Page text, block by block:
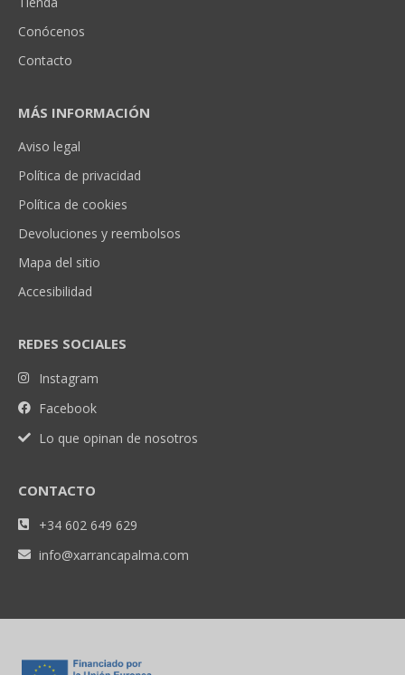
Conócenos
Contacto
MÁS INFORMACIÓN
Aviso legal
Política de privacidad
Política de cookies
Devoluciones y reembolsos
Mapa del sitio
Accesibilidad
REDES SOCIALES
Instagram
Facebook
Lo que opinan de nosotros
CONTACTO
+34 602 649 629
info@xarrancapalma.com